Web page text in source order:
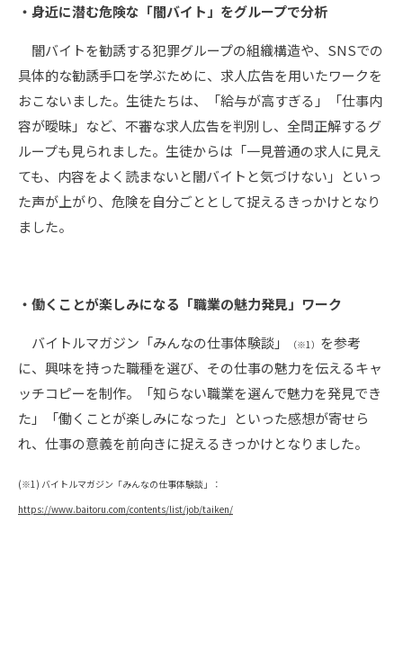
・身近に潜む危険な「闇バイト」をグループで分析
闇バイトを勧誘する犯罪グループの組織構造や、SNSでの
具体的な勧誘手口を学ぶために、求人広告を用いたワークを
おこないました。生徒たちは、「給与が高すぎる」「仕事内
容が曖昧」など、不審な求人広告を判別し、全問正解するグ
ループも見られました。生徒からは「一見普通の求人に見え
ても、内容をよく読まないと闇バイトと気づけない」といっ
た声が上がり、危険を自分ごととして捉えるきっかけとなり
ました。
・働くことが楽しみになる「職業の魅力発見」ワーク
バイトルマガジン「みんなの仕事体験談」 （※1） を参考
に、興味を持った職種を選び、その仕事の魅力を伝えるキャ
ッチコピーを制作。「知らない職業を選んで魅力を発見でき
た」「働くことが楽しみになった」といった感想が寄せら
れ、仕事の意義を前向きに捉えるきっかけとなりました。
(※1) バイトルマガジン「みんなの仕事体験談」：
https://www.baitoru.com/contents/list/job/taiken/